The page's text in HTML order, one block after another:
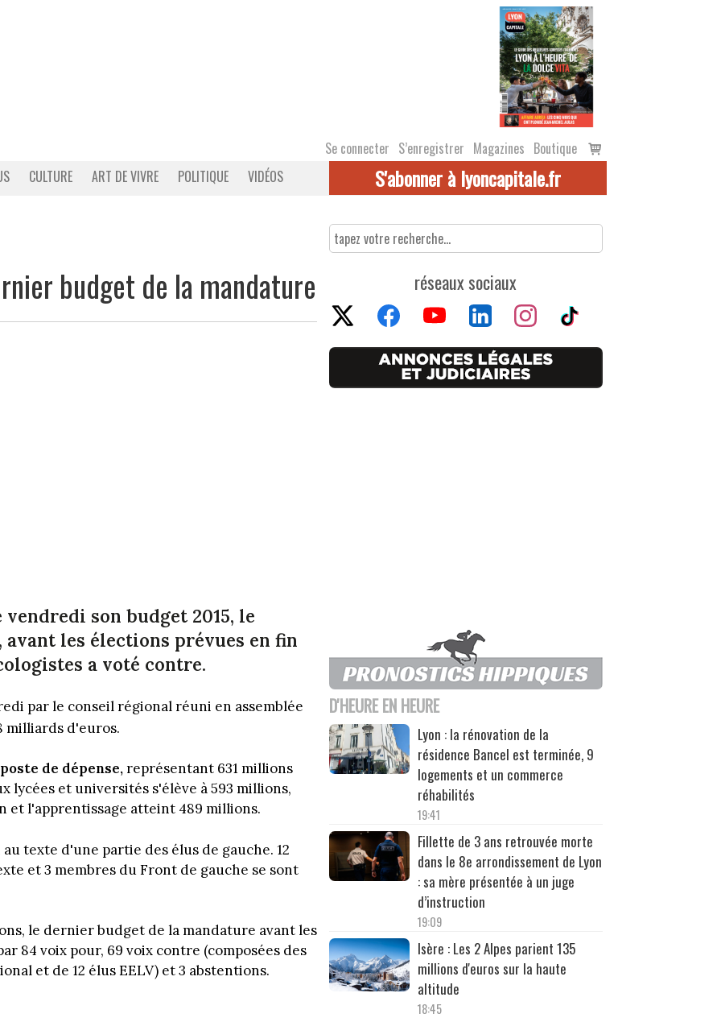
Se connecter S’enregistrer Magazines Boutique
Voir
le
CULTURE ART DE VIVRE POLITIQUE VIDÉOS S'abonner à lyoncapitale.fr
budget de la mandature
son budget 2015, le
les élections prévues en fin
a voté contre.
par le conseil régional réuni en assemblée
milliards d'euros.
de dépense,représentant 631 millions
lycées et universités s'élève à 593 millions,
et l'apprentissage atteint 489 millions.
texte d'une partie des élus de gauche. 12
et 3 membres du Front de gauche se sont
le dernier budget de la mandature avant les
84 voix pour, 69 voix contre (composées des
et de 12 élus EELV) et 3 abstentions.
réseaux sociaux
D'HEURE EN HEURE
Lyon : la rénovation de la
résidence Bancel est terminée, 9
logements et un commerce
réhabilités
19:41
Fillette de 3 ans retrouvée morte
dans le 8e arrondissement de Lyon
: sa mère présentée à un juge
d’instruction
19:09
Isère : Les 2 Alpes parient 135
millions d'euros sur la haute
altitude
18:45